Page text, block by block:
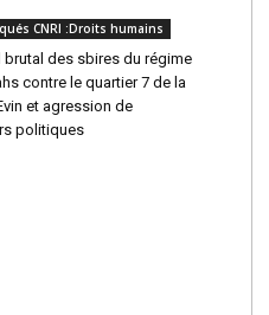
CNRI :Droits humains
brutal des sbires du régime
contre le quartier 7 de la
et agression de
politiques